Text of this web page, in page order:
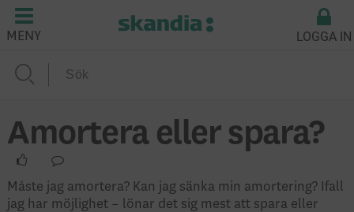
MENY LOGGA IN
Amortera eller spara?
Måste jag amortera? Kan jag sänka min amortering? Ifall
jag har möjlighet – lönar det sig mest att spara eller